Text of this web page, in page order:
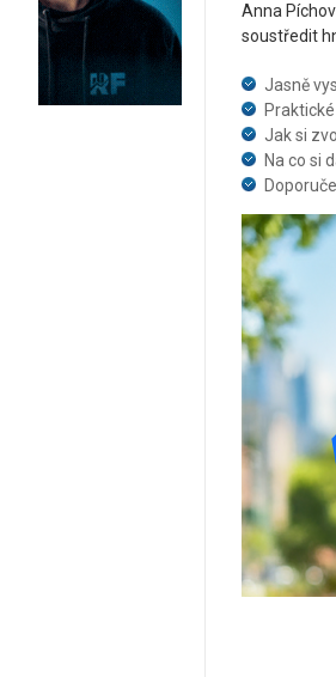
Anna
soustředit
Jasně
Jak si
Na co si